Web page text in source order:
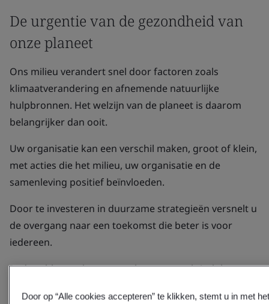
De urgentie van de gezondheid van
onze planeet
Ons milieu verandert snel door factoren zoals
klimaatverandering en afnemende natuurlijke
hulpbronnen. Het welzijn van de planeet is daarom
belangrijker dan ooit.
Uw organisatie kan een verschil maken, groot of klein,
met acties die het milieu, uw organisatie en de
samenleving positief beïnvloeden.
Door te investeren in duurzame strategieën versnelt u
de overgang naar een toekomst die beter is voor
iedereen.
In deze blog verkennen we hoe u ze praktisch kunt
Door op “Alle cookies accepteren” te klikken, stemt u in met